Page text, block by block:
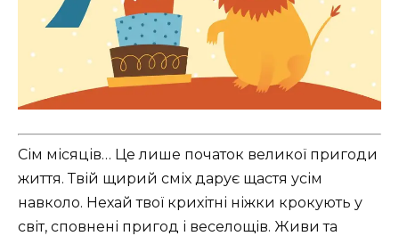
Сім місяців… Це лише початок великої пригоди
життя. Твій щирий сміх дарує щастя усім
навколо. Нехай твої крихітні ніжки крокують у
світ, сповнені пригод і веселощів. Живи та